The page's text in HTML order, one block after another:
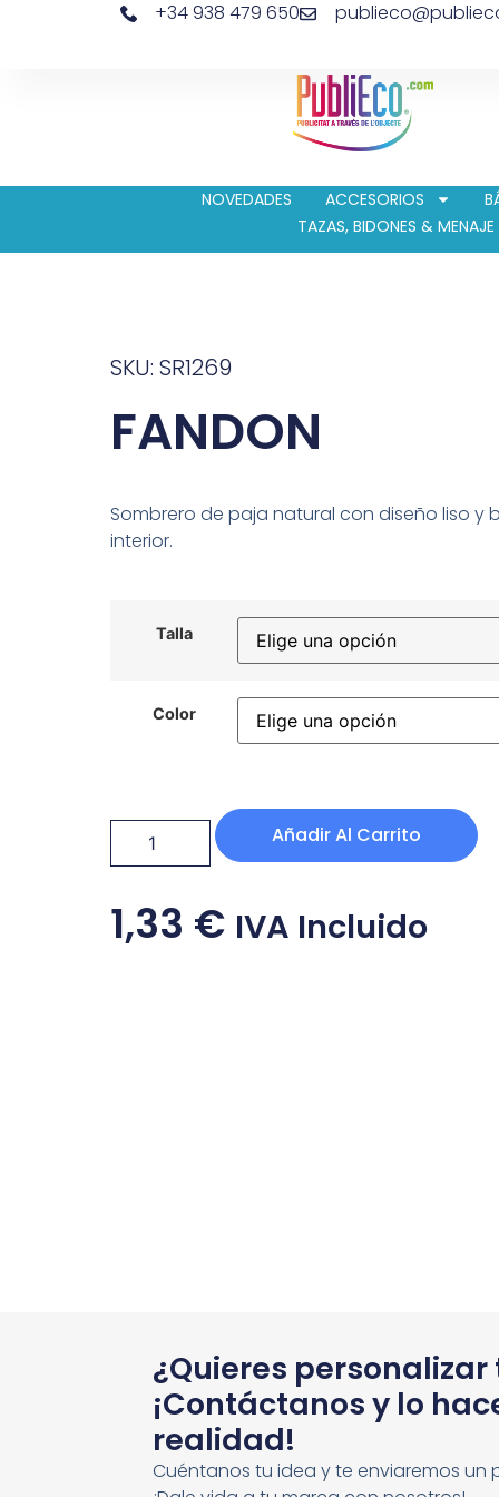
+34 938 479 650
NOVEDADES ACCESORIOS
TAZAS, BIDONES & MENAJE
SKU: SR1269
FANDON
Sombrero de paja natural con diseño liso y
interior.
Talla
Color
Añadir Al Carrito
1,33 € IVA Incluido
¿Quieres
¡Contáctanos y lo
realidad!
Cuéntanos tu idea y te enviaremos un